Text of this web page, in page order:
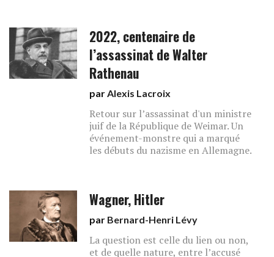
2022, centenaire de
l’assassinat de Walter
Rathenau
parAlexis Lacroix
Retour sur l’assassinat d'un ministre
juif de la République de Weimar. Un
événement-monstre qui a marqué
les débuts du nazisme en Allemagne.
Wagner, Hitler
par Bernard-Henri Lévy
La question est celle du lien ou non,
et de quelle nature, entre l’accusé